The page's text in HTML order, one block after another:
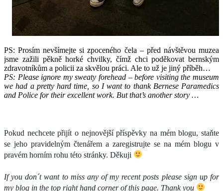
PS: Prosím nevšímejte si zpoceného čela – před návštěvou muzea
jsme zažili pěkně horké chvilky, čímž chci poděkovat bernským
zdravotníkům a policii za skvělou práci. Ale to už je jiný příběh…
PS: Please ignore my sweaty forehead – before visiting the museum
we had a pretty hard time, so I want to thank Bernese Paramedics
and Police for their excellent work. But that’s another story …
Pokud nechcete přijít o nejnovější příspěvky na mém blogu, staňte
se jeho pravidelným čtenářem a zaregistrujte se na mém blogu v
pravém horním rohu této stránky. Děkuji
If you don´t want to miss any of my recent posts please sign up for
my blog in the top right hand corner of this page. Thank you